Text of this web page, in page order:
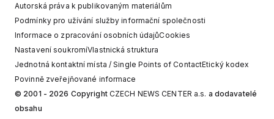
Autorská práva k publikovaným materiálům
Podmínky pro užívání služby informační společnosti
Informace o zpracování osobních údajůCookies
Nastavení soukromíVlastnická struktura
Jednotná kontaktní místa / Single Points of ContactEtický kodex
Povinně zveřejňované informace
© 2001 - 2026 Copyright CZECH NEWS CENTER a.s. a dodavatelé
obsahu